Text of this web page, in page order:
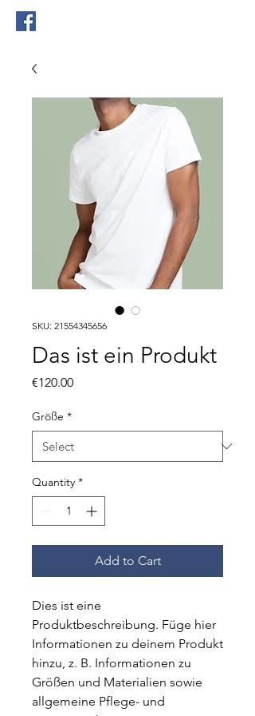
SKU: 21554345656
Das ist ein Produkt
€120.00Price
Größe *
Quantity *
Add to Cart
Dies ist eine
Produktbeschreibung. Füge hier
Informationen zu deinem Produkt
hinzu, z. B. Informationen zu
Größen und Materialien sowie
allgemeine Pflege- und